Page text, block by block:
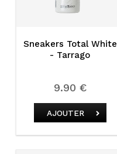
Sneakers Total White
- Tarrago
9.90 €
AJOUTER